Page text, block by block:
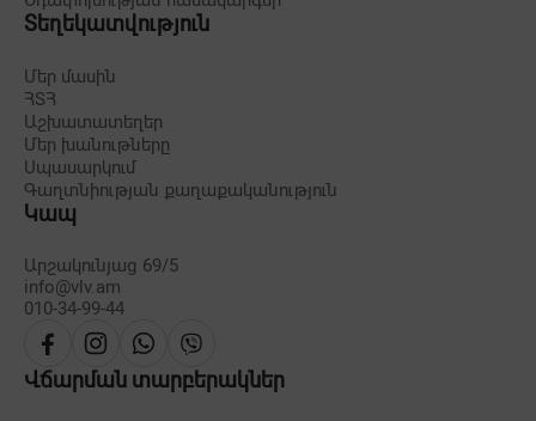
Տեղեկատվություն
Մեր մասին
ՀՏՀ
Աշխատատեղեր
Մեր խանութները
Սպասարկում
Գաղտնիության քաղաքականություն
Կապ
Արշակունյաց 69/5
info@vlv.am
010-34-99-44
Վճարման տարբերակներ